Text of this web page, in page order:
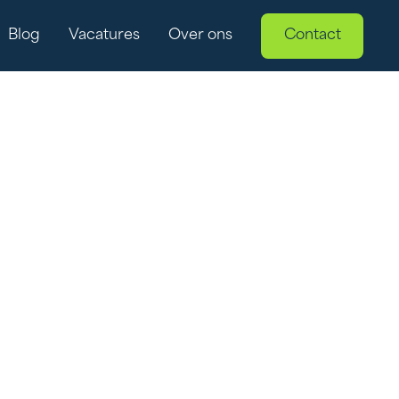
Blog Vacatures Over ons Contact